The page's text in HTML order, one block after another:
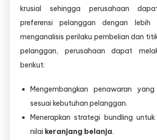
krusial sehingga perusahaan
preferensi pelanggan dengan lebih
menganalisis perilaku pembelian dan
pelanggan, perusahaan dapat
berikut:
Mengembangkan penawaran
sesuai kebutuhan pelanggan.
Menerapkan strategi bundling untuk
nilai keranjang belanja.